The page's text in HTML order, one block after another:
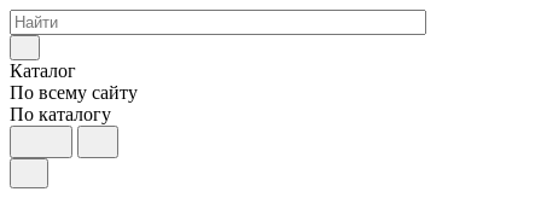
Каталог
По всему сайту
По каталогу